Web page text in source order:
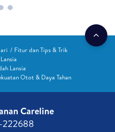
Fitur dan Tips & Trik
Lansia
Otot & Daya Tahan
Careline​